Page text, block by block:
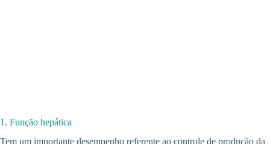
1. Função hepática
Tem um importante desempenho referente ao controle de produção da